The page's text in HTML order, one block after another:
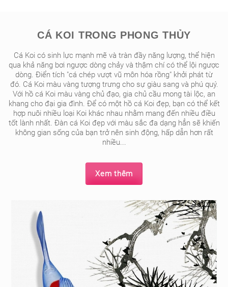
CÁ KOI TRONG PHONG THỦY
Cá Koi có sinh lực mạnh mẽ và tràn đầy năng lượng, thể hiện
qua khả năng bơi ngược dòng chảy và thậm chí có thể lội ngược
dòng. Điển tích "cá chép vượt vũ môn hóa rồng" khởi phát từ
đó. Cá Koi màu vàng tượng trưng cho sự giàu sang và phú quý.
Với hồ cá Koi màu vàng chủ đạo, gia chủ cầu mong tài lộc, an
khang cho đại gia đình. Để có một hồ cá Koi đẹp, bạn có thể kết
hợp nuôi nhiều loại Koi khác nhau nhằm mang đến nhiều điều
tốt lành nhất. Đàn cá Koi đẹp với màu sắc đa dạng hẳn sẽ khiến
không gian sống của bạn trở nên sinh động, hấp dẫn hơn rất
nhiều...
Xem thêm